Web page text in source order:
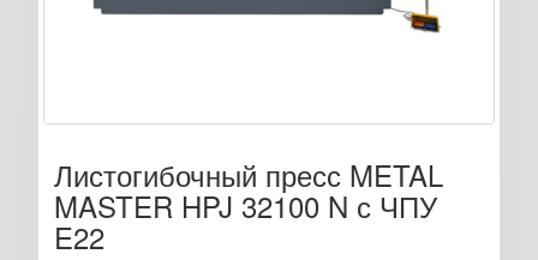
Листогибочный пресс METAL
MASTER HPJ 32100 N с ЧПУ
E22